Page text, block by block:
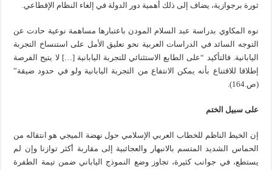
ثورة برجوازية، يضاف إلى ذلك أهمية دور الدولة في إلغاء النظام الإقطاعي.
نوه المكاوي بدراسة عبد السلام المودن باعتبارها مساهمة نوعية حادت عن
التوجه السائد في الدراسات العربية نحو تعليق الأمل على استنساخ التجربة
اليابانية. فالتأكيد “على الطابع الاستثنائي للتجربة اليابانية […] لا يتيح الفرصة
إطلاقا للاقتناع بأنه يمكن الانتفاع من التجربة اليابانية ولو في حدود ضيقة”
(ص.164).
على سبيل الختم
إن الخيط الناظم للخطاب العربي الإسلامي حول نهضة الميجي هو انتقاله من
الحماس الشديد المتسم بالانبهار والعجائبية إلى مقاربة أكثر توازنا وإن لم
يستطع، في جوانب كثيرة، تجاوز وضع النموذج الياباني ضمن تيمة الطفرة